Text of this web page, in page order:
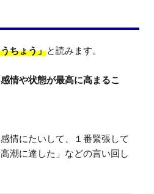
ちょう」と読みます。
感情や状態が最高に高まるこ
情にたいして、１番緊張して
潮に達した」などの言い回し